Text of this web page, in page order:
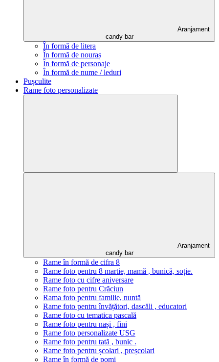
Aranjament
candy bar
În formă de litera
În formă de nouraș
În formă de personaje
În formă de nume / leduri
Pușculite
Rame foto personalizate
Aranjament
candy bar
Rame în formă de cifra 8
Rame foto pentru 8 martie, mamă , bunică, soție.
Rame foto cu cifre aniversare
Rame foto pentru Crăciun
Rama foto pentru familie, nuntă
Rame foto pentru învățători, dascăli , educatori
Rame foto cu tematica pascală
Rame foto pentru nași , fini
Rame foto personalizate USG
Rame foto pentru tată , bunic .
Rame foto pentru școlari , preșcolari
Rame în formă de pomi